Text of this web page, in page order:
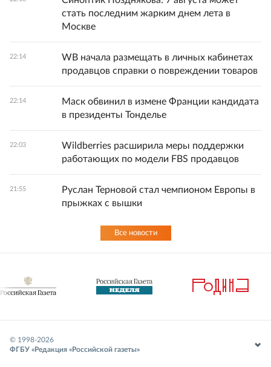
стать последним жарким днем лета в
Москве
22:14
WB начала размещать в личных кабинетах
продавцов справки о повреждении товаров
22:14
Маск обвинил в измене Франции кандидата
в президенты Тонделье
22:03
Wildberries расширила меры поддержки
работающих по модели FBS продавцов
21:55
Руслан Терновой стал чемпионом Европы в
прыжках с вышки
Все новости
© 1998-2026
ФГБУ «Редакция «Российской газеты»